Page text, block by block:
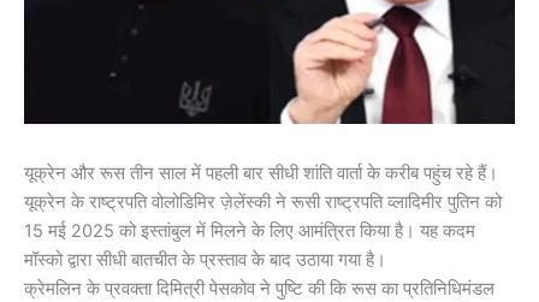
यूक्रेन और रूस तीन साल में पहली बार सीधी शांति वार्ता के करीब पहुंच रहे हैं।
यूक्रेन के राष्ट्रपति वोलोडिमिर ज़ेलेंस्की ने रूसी राष्ट्रपति व्लादिमीर पुतिन को
15 मई 2025 को इस्तांबुल में मिलने के लिए आमंत्रित किया है। यह कदम
मॉस्को द्वारा सीधी बातचीत के प्रस्ताव के बाद उठाया गया है।
क्रेमलिन के प्रवक्ता दिमित्री पेसकोव ने पुष्टि की कि रूस का प्रतिनिधिमंडल